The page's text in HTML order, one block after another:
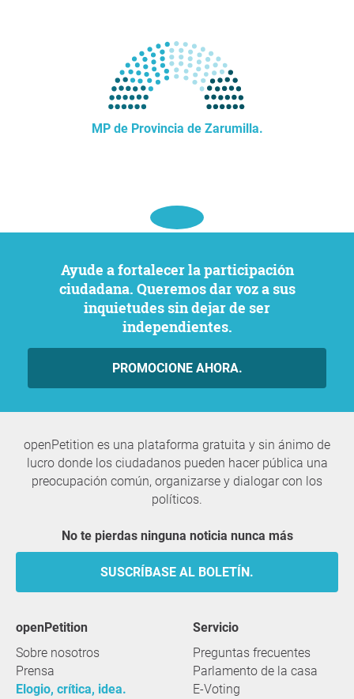
MP de Provincia de Zarumilla.
Ayude a fortalecer la participación
ciudadana. Queremos dar voz a sus
inquietudes sin dejar de ser
independientes.
PROMOCIONE AHORA.
openPetition es una plataforma gratuita y sin ánimo de
lucro donde los ciudadanos pueden hacer pública una
preocupación común, organizarse y dialogar con los
políticos.
No te pierdas ninguna noticia nunca más
SUSCRÍBASE AL BOLETÍN.
openPetition
Sobre nosotros
Prensa
Elogio, crítica, idea.
servicio
Preguntas frecuentes
Parlamento de la casa
E-Voting